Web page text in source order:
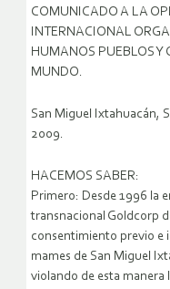
COMUNICADO A LA
INTERNACIONAL
HUMANOS PUEBLOS Y
MUNDO.
San Miguel Ixtahuacán,
2009.
HACEMOS SABER:
Primero: Desde 1996 la
transnacional Goldcorp
consentimiento previo e
mames de San Miguel
violando de esta manera